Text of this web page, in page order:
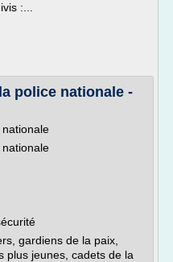
:...
police nationale -
gardiens de la paix,
plus jeunes, cadets de la